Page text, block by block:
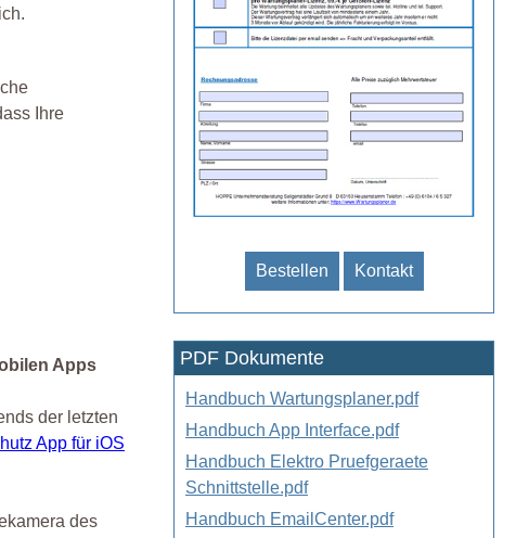
Ihre
Apps
der letzten
App für iOS
des
Bestellen Kontakt
PDF Dokumente
Handbuch Wartungsplaner.pdf
Handbuch App Interface.pdf
Handbuch Elektro Pruefgeraete
Schnittstelle.pdf
Handbuch EmailCenter.pdf